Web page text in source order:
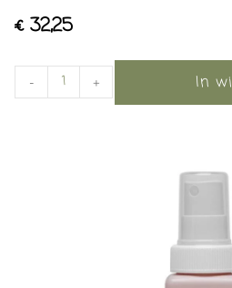
€32,25
- + In